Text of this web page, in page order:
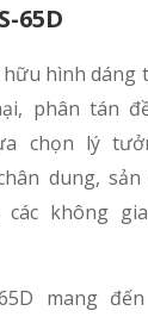
65D
hình dáng
phân tán
chọn lý
dung,
không
mang